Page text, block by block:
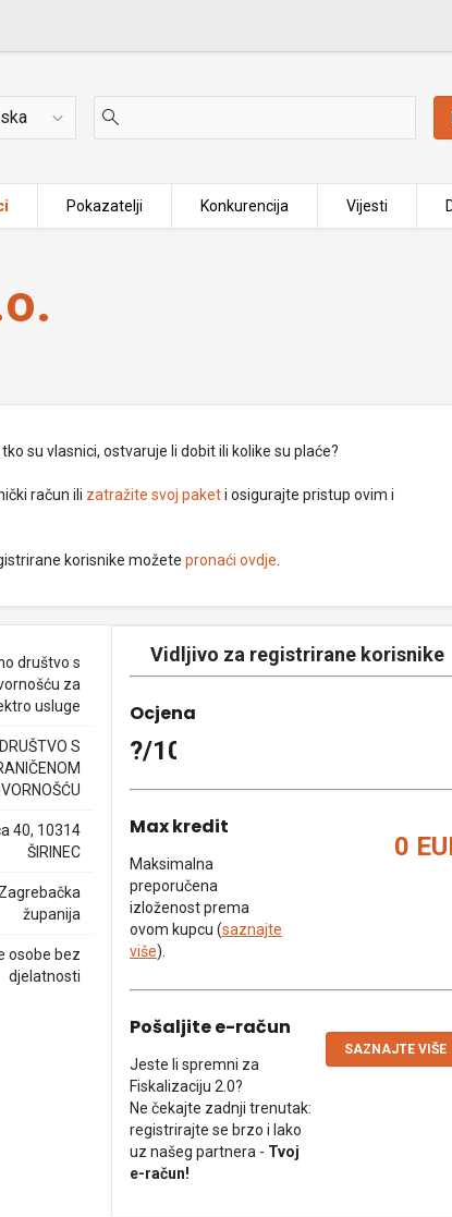
Pokazatelji Konkurencija Vijesti
su vlasnici, ostvaruje li dobit ili kolike su plaće?
račun ili zatražite svoj paketi osigurajte pristup ovim i
korisnike možetepronaći ovdje
društvo s
za
usluge
S
40, 10314
ŠIRINEC
županija
osobe bez
djelatnosti
Vidljivo za registrirane korisnike
Ocjena
?/10
Max kredit
Maksimalna
preporučena
izloženost prema
ovom kupcu (saznajte
više).
0
Pošaljite e-račun
Jeste li spremni za
Fiskalizaciju 2.0?
Ne čekajte zadnji trenutak:
registrirajte se brzo i lako
uz našeg partnera - Tvoj
e-račun!
SAZNAJTE VIŠE